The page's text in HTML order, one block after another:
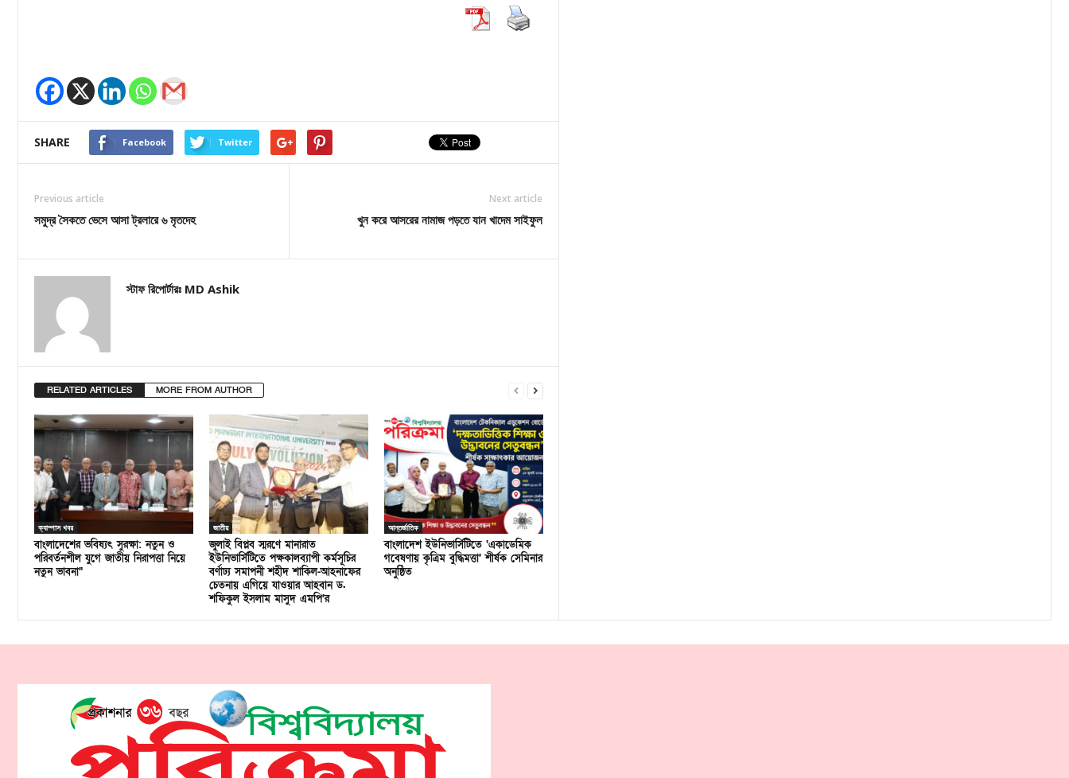
SHARE Facebook Twitter
Previous article
সমুদ্র সৈকতে ভেসে আসা ট্রলারে ৬ মৃতদেহ
Next article
খুন করে আসরের নামাজ পড়তে যান খাদেম সাইফুল
স্টাফ রিপোর্টারঃ MD Ashik
RELATED ARTICLES MORE FROM AUTHOR
ক্যাম্পাস খবর
বাংলাদেশের ভবিষ্যৎ সুরক্ষা: নতুন ও
পরিবর্তনশীল যুগে জাতীয় নিরাপত্তা নিয়ে
নতুন ভাবনা”
জাতীয়
জুলাই বিপ্লব স্মরণে মানারাত
ইউনিভার্সিটিতে পক্ষকালব্যাপী কর্মসূচির
বর্ণাঢ্য সমাপনী শহীদ শাকিল-আহনাফের
চেতনায় এগিয়ে যাওয়ার আহবান ড.
শফিকুল ইসলাম মাসুদ এমপি’র
আন্তর্জাতিক
বাংলাদেশ ইউনিভার্সিটিতে ‘একাডেমিক
গবেষণায় কৃত্রিম বুদ্ধিমত্তা’ শীর্ষক সেমিনার
অনুষ্ঠিত